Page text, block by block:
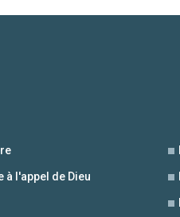
l'appel de Dieu